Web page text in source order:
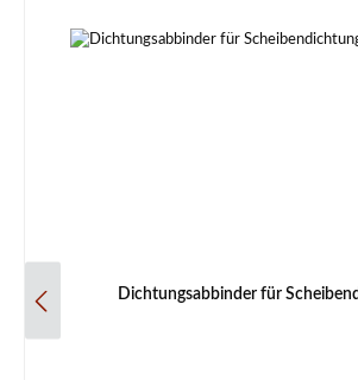
Dichtungsabbinder für